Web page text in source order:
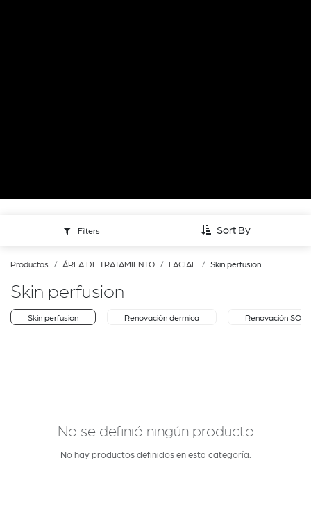
Sort By
Filters
Productos ÁREA DE TRATAMIENTO FACIAL Skin perfusion
Skin perfusion
Skin perfusion Renovación dermica Renovación SOS
No se definió ningún producto
No hay productos definidos en esta categoría.